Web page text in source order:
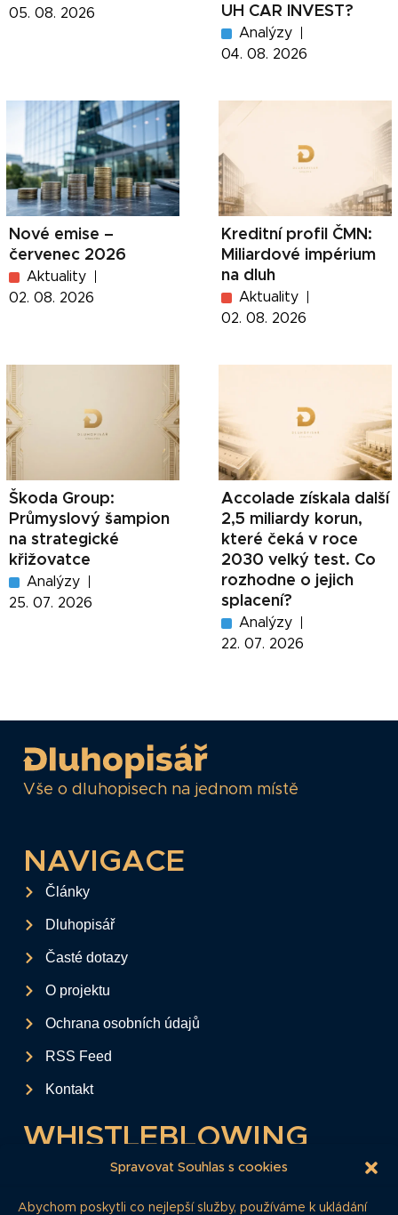
Spravovat Souhlas s cookies
Abychom poskytli co nejlepší služby, používáme k ukládání
05. 08. 2026
UH CAR INVEST?
Analýzy
04. 08. 2026
Nové emise –
červenec 2026
Aktuality
02. 08. 2026
Kreditní profil ČMN:
Miliardové impérium
na dluh
Aktuality
02. 08. 2026
Škoda Group:
Průmyslový šampion
na strategické
křižovatce
Analýzy
25. 07. 2026
Accolade získala další
2,5 miliardy korun,
které čeká v roce
2030 velký test. Co
rozhodne o jejich
splacení?
Analýzy
22. 07. 2026
Vše o dluhopisech na jednom místě
NAVIGACE
Články
Dluhopisář
Časté dotazy
O projektu
Ochrana osobních údajů
RSS Feed
Kontakt
WHISTLEBLOWING
Tento formulář slouží k anonymnímu zaslání
dluhopisům.